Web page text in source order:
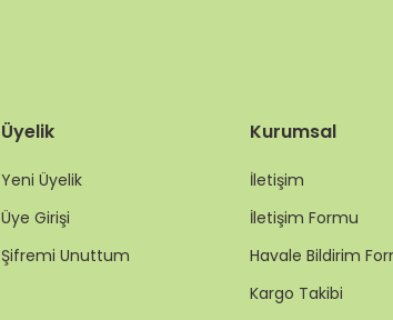
Üyelik
Yeni Üyelik
Üye Girişi
Şifremi Unuttum
Kurumsal
İletişim
İletişim Formu
Havale Bildirim
Kargo Takibi